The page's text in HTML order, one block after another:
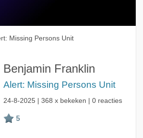
Missing Persons Unit
Benjamin Franklin
Alert: Missing Persons Unit
24-8-2025 | 368 x bekeken | 0 reacties